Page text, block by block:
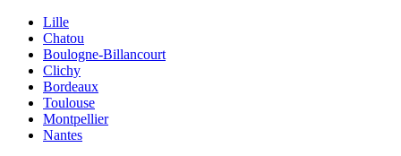
Lille
Chatou
Boulogne-Billancourt
Clichy
Bordeaux
Toulouse
Montpellier
Nantes